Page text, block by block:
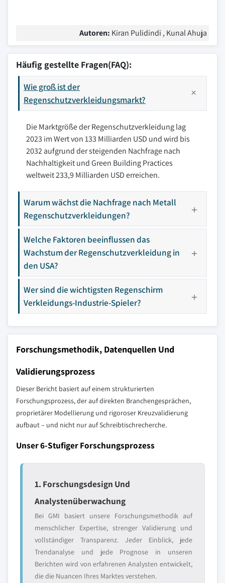
Autoren: Kiran Pulidindi , Kunal Ahuja
Häufig gestellte Fragen(FAQ):
Wie groß ist der
Regenschutzverkleidungsmarkt?
Die Marktgröße der Regenschutzverkleidung lag
2023 im Wert von 133 Milliarden USD und wird bis
2032 aufgrund der steigenden Nachfrage nach
Nachhaltigkeit und Green Building Practices
weltweit 233,9 Milliarden USD erreichen.
Warum wächst die Nachfrage nach Metall
Regenschutzverkleidungen?
Welche Faktoren beeinflussen das
Wachstum der Regenschutzverkleidung in
den USA?
Wer sind die wichtigsten Regenschirm
Verkleidungs-Industrie-Spieler?
Forschungsmethodik, Datenquellen Und
Validierungsprozess
Dieser Bericht basiert auf einem strukturierten
Forschungsprozess, der auf direkten Branchengesprächen,
proprietärer Modellierung und rigoroser Kreuzvalidierung
aufbaut – und nicht nur auf Schreibtischrecherche.
Unser 6-Stufiger Forschungsprozess
1. Forschungsdesign Und
Analystenüberwachung
Bei GMI basiert unsere Forschungsmethodik auf
menschlicher Expertise, strenger Validierung und
vollständiger Transparenz. Jeder Einblick, jede
Trendanalyse und jede Prognose in unseren
Berichten wird von erfahrenen Analysten entwickelt,
die die Nuancen Ihres Marktes verstehen.